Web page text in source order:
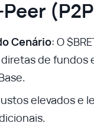
Cenário: O
de fundos
elevados e